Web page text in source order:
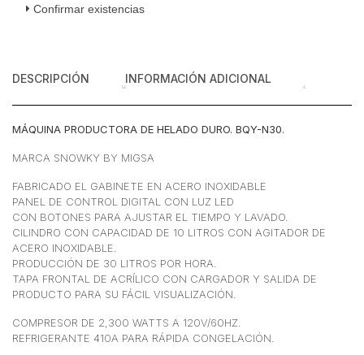
cantidad
Confirmar existencias
DESCRIPCIÓN INFORMACIÓN ADICIONAL
MÁQUINA PRODUCTORA DE HELADO DURO. BQY-N30.
MARCA SNOWKY BY MIGSA
FABRICADO EL GABINETE EN ACERO INOXIDABLE
PANEL DE CONTROL DIGITAL CON LUZ LED
CON BOTONES PARA AJUSTAR EL TIEMPO Y LAVADO.
CILINDRO CON CAPACIDAD DE 10 LITROS CON AGITADOR DE
ACERO INOXIDABLE.
PRODUCCIÓN DE 30 LITROS POR HORA.
TAPA FRONTAL DE ACRÍLICO CON CARGADOR Y SALIDA DE
PRODUCTO PARA SU FÁCIL VISUALIZACIÓN.
COMPRESOR DE 2,300 WATTS A 120V/60HZ.
REFRIGERANTE 410A PARA RÁPIDA CONGELACIÓN.